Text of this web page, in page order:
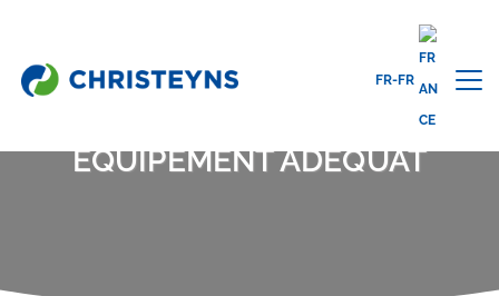
FR-FR
Home
ÉQUIPEMENT ADÉQUAT